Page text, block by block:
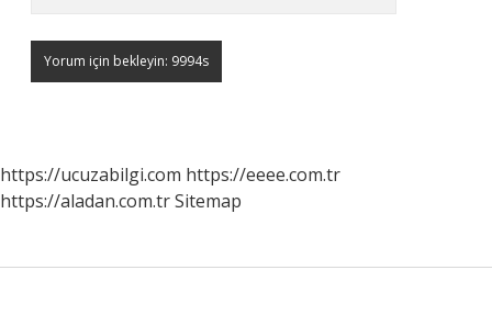
https://ucuzabilgi.com https://eeee.com.tr
https://aladan.com.trSitemap